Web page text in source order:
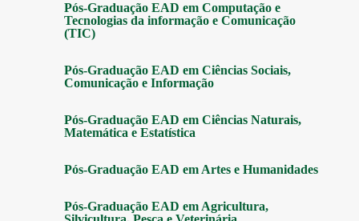
Pós-Graduação EAD em Computação e
Tecnologias da informação e Comunicação
(TIC)
Pós-Graduação EAD em Ciências Sociais,
Comunicação e Informação
Pós-Graduação EAD em Ciências Naturais,
Matemática e Estatística
Pós-Graduação EAD em Artes e Humanidades
Pós-Graduação EAD em Agricultura,